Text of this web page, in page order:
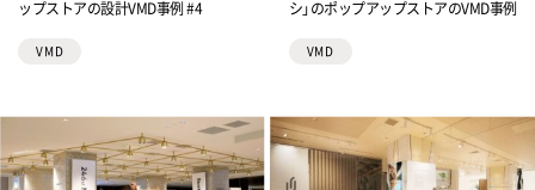
ップストアの設計VMD事例 #4
VMD
シ」のポップアップストアのVMD事例
VMD